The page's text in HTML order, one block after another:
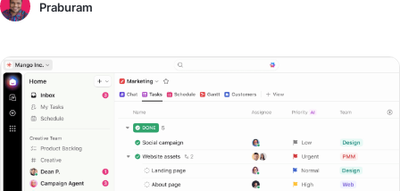
Praburam